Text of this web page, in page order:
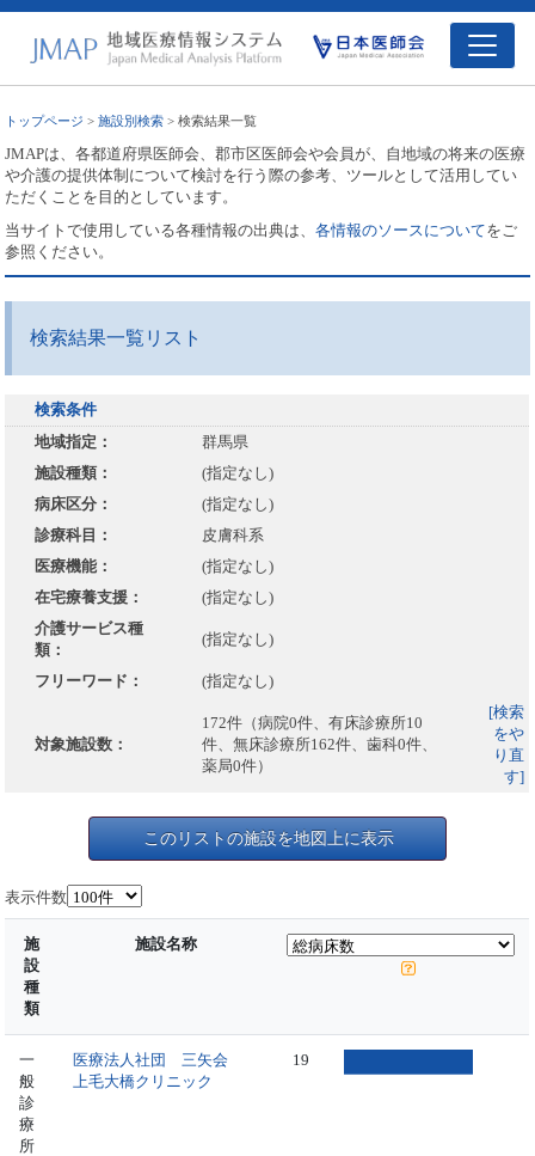
トップページ >施設別検索 > 検索結果一覧
JMAPは、各都道府県医師会、郡市区医師会や会員が、自地域の将来の医療
や介護の提供体制について検討を行う際の参考、ツールとして活用してい
ただくことを目的としています。
当サイトで使用している各種情報の出典は、各情報のソースについてをご
参照ください。
検索結果一覧リスト
検索条件
地域指定：
群馬県
施設種類：
(指定なし)
病床区分：
(指定なし)
診療科目：
皮膚科系
医療機能：
(指定なし)
在宅療養支援：
(指定なし)
介護サービス種
類：
(指定なし)
フリーワード： (指定なし)
対象施設数：
172件（病院0件、有床診療所10
件、無床診療所162件、歯科0件、
薬局0件）
[検索
をや
り直
す]
このリストの施設を地図上に表示
表示件数
施
設
種
類
施設名称
一
般
診
療
所
医療法人社団 三矢会
上毛大橋クリニック
19